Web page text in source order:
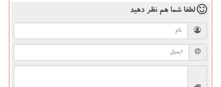
لطفا شما هم نظر دهید